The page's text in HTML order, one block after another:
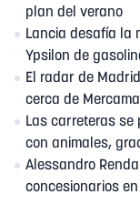
plan del verano
Lancia desafía la
Ypsilon de
El radar de
cerca de
Las carreteras se
con animales,
Alessandro
concesionarios